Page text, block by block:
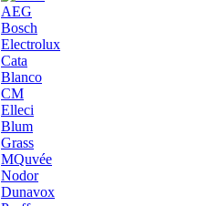
AEG
Bosch
Electrolux
Cata
Blanco
CM
Elleci
Blum
Grass
MQuvée
Nodor
Dunavox